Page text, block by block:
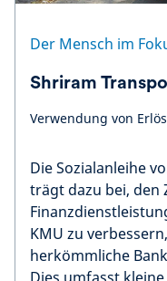
Der Mensch im
Shriram
Verwendung von
Die Sozialanleihe
trägt dazu bei, den
KMU zu
herkömmliche